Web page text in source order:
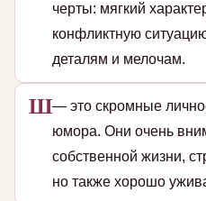
черты: мягкий
конфликтную
деталям и мелочам.
Ш— это скромные
юмора. Они очень
собственной жизни,
но также хорошо